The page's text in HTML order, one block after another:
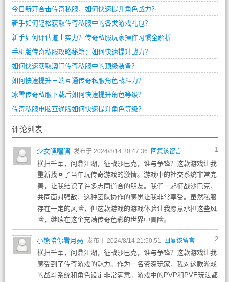
今日新开合击传奇私服，如何快速提升角色战力？
新手如何轻松获取传奇私服中的各类游戏礼包？
新手如何评估道士实力？传奇私服玩家操作习惯全解析
手机版传奇私服攻略秘籍：如何快速提升战力？
如何快速获取澳门传奇私服中的顶级装备？
如何快速提升三端互通传奇私服角色战斗力？
冰雪传奇私服下载后如何快速提升角色等级？
传奇私服电脑互通版如何快速提升角色等级？
评论列表
1
少女嘿嘿嘿 发布于 2024/8/14 20:47:36 回复该留言
横扫千军，问鼎江湖，征战沙巴克，谁与争锋？这款游戏让我
重新找回了当年玩传奇游戏的激情。游戏中的社交系统非常完
善，让我结识了许多志同道合的朋友。我们一起征战沙巴克，
共同面对强敌，这种团队协作的感觉让我非常享受。虽然私服
存在一定的风险，但这款游戏的游戏体验让我愿意承担这些风
险，继续在这个充满传奇色彩的世界中冒险。
2
小熊陪你看月亮 发布于 2024/8/14 21:50:51 回复该留言
横扫千军，问鼎江湖，征战沙巴克，谁与争锋？这款游戏让我
感受到了传奇游戏的魅力。作为一名资深玩家，我对这款游戏
的战斗系统和角色设定非常满意。游戏中的PVP和PVE玩法都